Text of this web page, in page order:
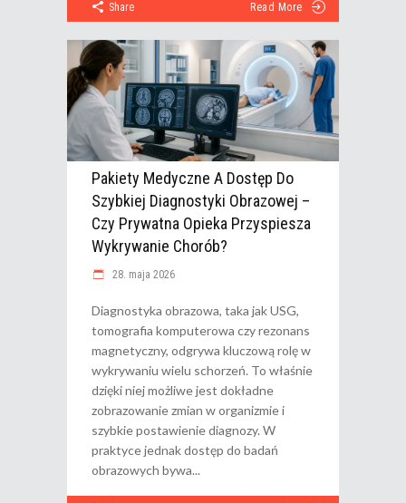
Share Read More
Pakiety Medyczne A Dostęp Do
Szybkiej Diagnostyki Obrazowej –
Czy Prywatna Opieka Przyspiesza
Wykrywanie Chorób?
28. maja 2026
Diagnostyka obrazowa, taka jak USG,
tomografia komputerowa czy rezonans
magnetyczny, odgrywa kluczową rolę w
wykrywaniu wielu schorzeń. To właśnie
dzięki niej możliwe jest dokładne
zobrazowanie zmian w organizmie i
szybkie postawienie diagnozy. W
praktyce jednak dostęp do badań
obrazowych bywa